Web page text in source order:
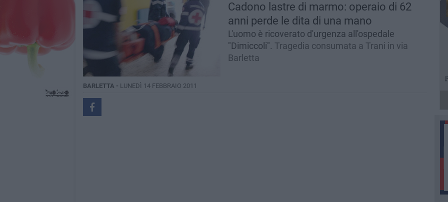
Cadono lastre di marmo: operaio di 62
anni perde le dita di una mano
L'uomo è ricoverato d'urgenza all'ospedale
"Dimiccoli". Tragedia consumata a Trani in via
Barletta
BARLETTA - LUNEDÌ 14 FEBBRAIO 2011